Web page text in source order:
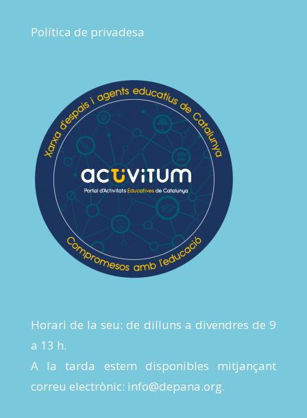
Política de privadesa
Horari de la seu: de dilluns a divendres de 9
a 13 h.
A la tarda estem disponibles mitjançant
correu electrònic: info@depana.org.